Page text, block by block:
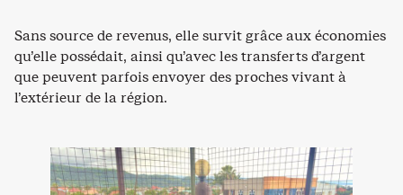
Sans source de revenus, elle survit grâce aux économies
qu’elle possédait, ainsi qu’avec les transferts d’argent
que peuvent parfois envoyer des proches vivant à
l’extérieur de la région.